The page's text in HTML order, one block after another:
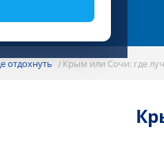
отдохнуть Крым или Сочи: где